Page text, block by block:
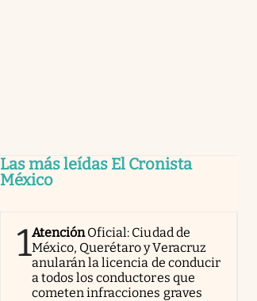
Las más leídas El Cronista
México
1AtenciónOficial: Ciudad de
México, Querétaro y Veracruz
anularán la licencia de conducir
a todos los conductores que
cometen infracciones graves